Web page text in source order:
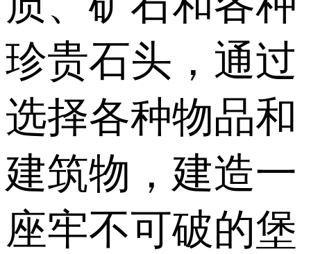
珍贵石头，通过
选择各种物品和
建筑物，建造一
座牢不可破的堡